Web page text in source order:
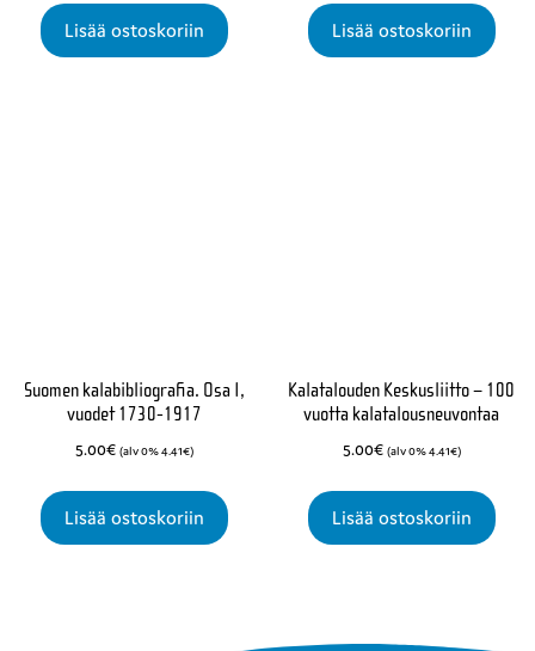
Lisää ostoskoriin Lisää ostoskoriin
Suomen kalabibliografia. Osa I,
vuodet 1730-1917
5.00€ (alv 0%4.41€)
Lisää ostoskoriin
Kalatalouden Keskusliitto – 100
vuotta kalatalousneuvontaa
5.00€ (alv 0%4.41€)
Lisää ostoskoriin